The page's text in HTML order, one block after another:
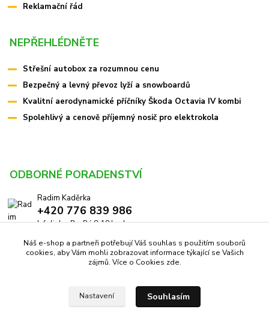
Reklamační řád
NEPŘEHLÉDNĚTE
Střešní autobox za rozumnou cenu
Bezpečný a levný převoz lyží a snowboardů
Kvalitní aerodynamické příčníky Škoda Octavia IV kombi
Spolehlivý a cenově příjemný nosič pro elektrokola
ODBORNÉ PORADENSTVÍ
Radim Kaděrka
+420 776 839 986
Infolinka: Po-Pá 8-18 hod.
info@pricniky.cz
Náš e-shop a partneři potřebují Váš souhlas s použitím souborů
cookies, aby Vám mohli zobrazovat informace týkající se Vašich
zájmů. Více o Cookies zde.
Nastavení Souhlasím